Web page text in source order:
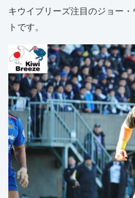
キウイブリーズ注目のジョー
トです。